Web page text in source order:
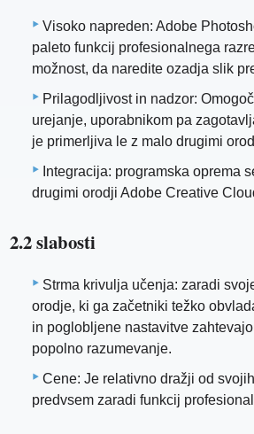
Visoko napreden: Adobe
paleto funkcij profesionalnega
možnost, da naredite ozadja slik
Prilagodljivost in nadzor:
urejanje, uporabnikom pa
je primerljiva le z malo drugimi
Integracija: programska oprema
drugimi orodji Adobe Creative
2.2 slabosti
Strma krivulja učenja: zaradi
orodje, ki ga začetniki težko
in poglobljene nastavitve
popolno razumevanje.
Cene: Je relativno dražji od
predvsem zaradi funkcij